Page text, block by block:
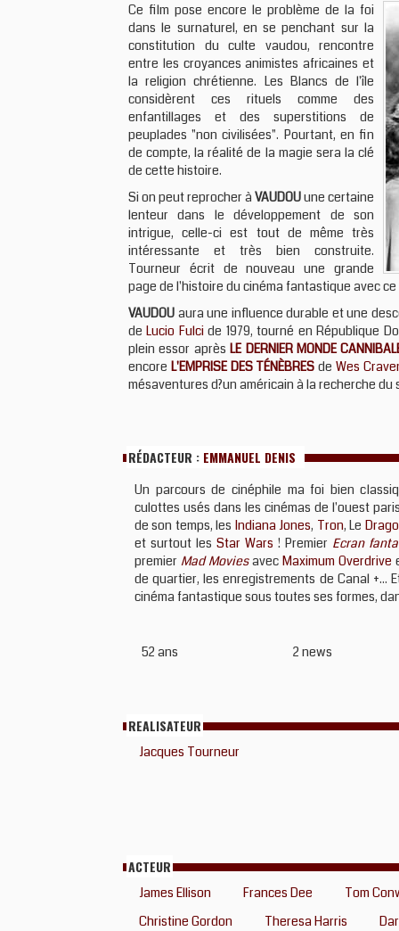
Ce film pose encore le problème de la foi
dans le surnaturel, en se penchant sur la
constitution du culte vaudou, rencontre
entre les croyances animistes africaines et
la religion chrétienne. Les Blancs de l'île
considèrent ces rituels comme des
enfantillages et des superstitions de
peuplades "non civilisées". Pourtant, en fin
de compte, la réalité de la magie sera la clé
de cette histoire.
Si on peut reprocher à VAUDOUune certaine
lenteur dans le développement de son
intrigue, celle-ci est tout de même très
intéressante et très bien construite.
Tourneur écrit de nouveau une grande
page de l'histoire du cinéma fantastique avec
VAUDOU aura une influence durable et une
deLucio Fulcide 1979, tourné en République
plein essor aprèsLE DERNIER MONDE
encore L'EMPRISE DES TÉNÈBRES deWes
mésaventures d?un américain à la recherche
RÉDACTEUR : EMMANUEL DENIS
Un parcours de cinéphile ma foi bien
culottes usés dans les cinémas de l'ouest
de son temps, les Indiana Jones, Tron, Le
et surtout les Star Wars ! Premier Ecran
premier Mad Moviesavec Maximum Overdrive
de quartier, les enregistrements de Canal +...
cinéma fantastique sous toutes ses formes,
52 ans 2 news
REALISATEUR
Jacques Tourneur
ACTEUR
James Ellison Frances Dee
Tom
Christine Gordon
Theresa Harris